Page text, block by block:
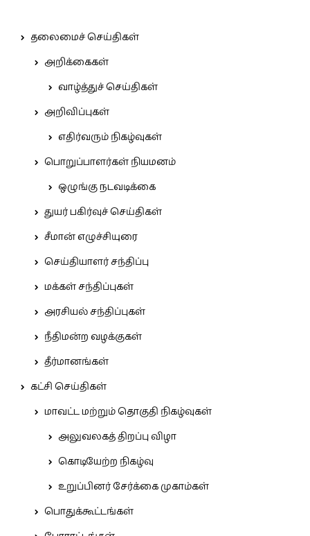
தலைமைச் செய்திகள்
அறிக்கைகள்
வாழ்த்துச் செய்திகள்
அறிவிப்புகள்
எதிர்வரும் நிகழ்வுகள்
பொறுப்பாளர்கள் நியமனம்
ஒழுங்கு நடவடிக்கை
துயர் பகிர்வுச் செய்திகள்
சீமான் எழுச்சியுரை
செய்தியாளர் சந்திப்பு
மக்கள் சந்திப்புகள்
அரசியல் சந்திப்புகள்
நீதிமன்ற வழக்குகள்
தீர்மானங்கள்
கட்சி செய்திகள்
மாவட்ட மற்றும் தொகுதி நிகழ்வுகள்
அலுவலகத் திறப்பு விழா
கொடியேற்ற நிகழ்வு
உறுப்பினர் சேர்க்கை முகாம்கள்
பொதுக்கூட்டங்கள்